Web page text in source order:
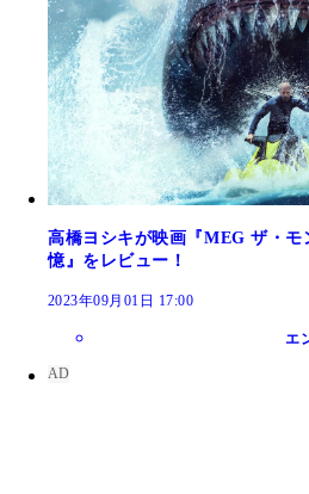
高橋ヨシキが映画『MEG ザ・
憶』をレビュー！
2023年09月01日 17:00
エ